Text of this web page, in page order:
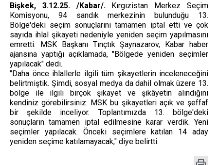
Bişkek, 3.12.25. /Kabar/. Kırgızistan Merkez Seçim
Komisyonu, 94 sandık merkezinin bulunduğu 13.
Bölge'deki seçim sonuçlarını tamamen iptal etti ve çok
sayıda ihlal şikayeti nedeniyle yeniden seçim yapılmasını
emretti. MSK Başkanı Tınçtık Şaynazarov, Kabar haber
ajansına yaptığı açıklamada, "Bölgede yeniden seçimler
yapılacak" dedi.
"Daha önce ihlallerle ilgili tüm şikayetlerin inceleneceğini
belirtmiştik. Şimdi, sosyal medya da dahil olmak üzere 13.
bölge ile ilgili birçok şikayet ve şikâyetin alındığını
kendiniz görebilirsiniz. MSK bu şikayetleri açık ve şeffaf
bir şekilde inceliyor. Toplantımızda 13. bölge'deki
sonuçların tamamen iptal edilmesine karar verdik. Yeni
seçimler yapılacak. Önceki seçimlere katılan 14 aday
yeniden seçime katılamayacak," diye belirtti.